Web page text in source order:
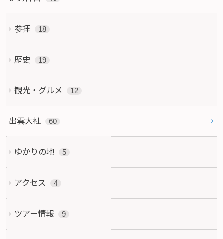
参拝 18
歴史 19
観光・グルメ 12
出雲大社 60
ゆかりの地 5
アクセス 4
ツアー情報 9